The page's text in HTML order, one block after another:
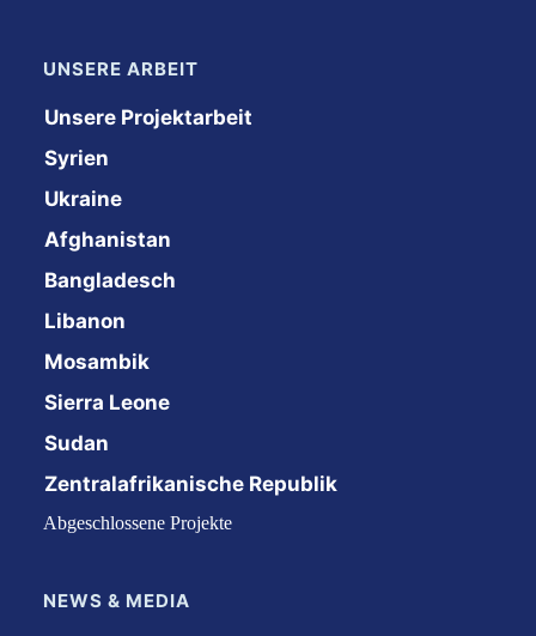
UNSERE ARBEIT
Unsere Projektarbeit
Syrien
Ukraine
Afghanistan
Bangladesch
Libanon
Mosambik
Sierra Leone
Sudan
Zentralafrikanische Republik
Abgeschlossene Projekte
NEWS & MEDIA